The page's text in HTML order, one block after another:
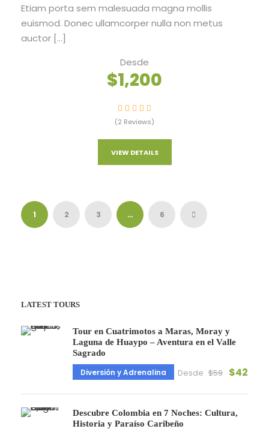
Etiam porta sem malesuada magna mollis
euismod. Donec ullamcorper nulla non metus
auctor […]
Desde
$1,200
(2 Reviews)
VIEW DETAILS
1 2 3 … 6
LATEST TOURS
Tour en Cuatrimotos a Maras, Moray y
Laguna de Huaypo – Aventura en el Valle
Sagrado
Diversión y Adrenalina Desde $59 $42
Descubre Colombia en 7 Noches: Cultura,
Historia y Paraíso Caribeño